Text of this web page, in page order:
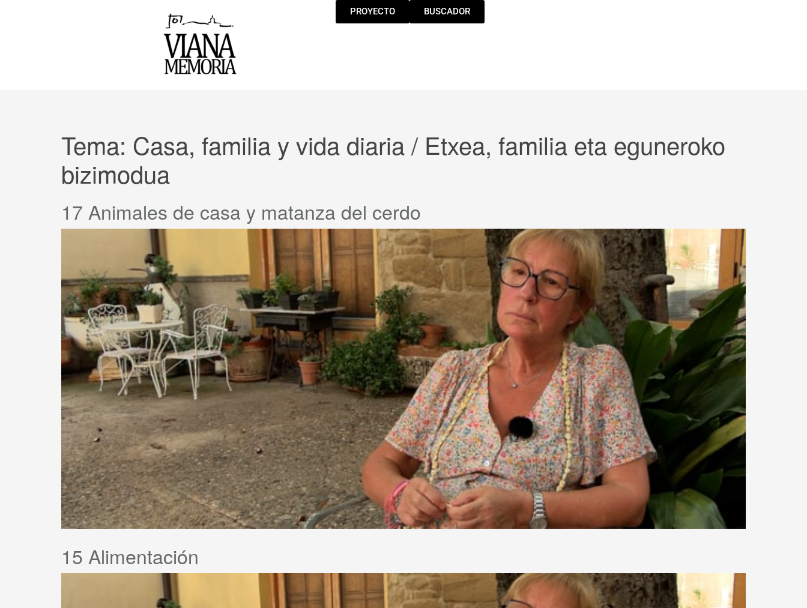
PROYECTO BUSCADOR
Tema: Casa, familia y vida diaria / Etxea, familia eta eguneroko
bizimodua
17 Animales de casa y matanza del cerdo
15 Alimentación